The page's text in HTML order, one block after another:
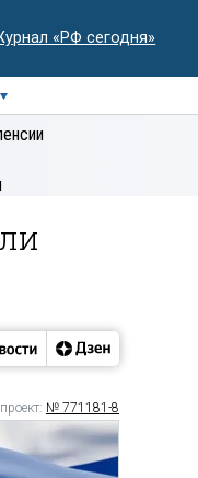
«РФ сегодня»
Деловая
№ 771181-8